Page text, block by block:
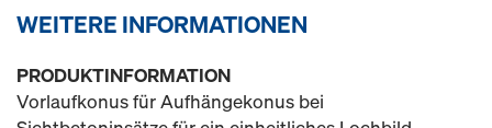
WEITERE INFORMATIONEN
PRODUKTINFORMATION
Vorlaufkonus für Aufhängekonus bei